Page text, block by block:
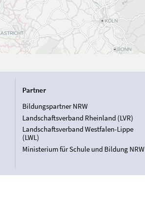
Partner
Bildungspartner NRW
Landschaftsverband Rheinland (LVR)
Landschaftsverband Westfalen-Lippe
(LWL)
Ministerium für Schule und Bildung NRW